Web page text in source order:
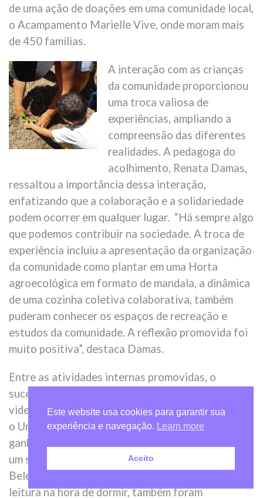
de uma ação de doações em uma comunidade local,
o Acampamento Marielle Vive, onde moram mais
de 450 famílias.
A interação com as crianças
da comunidade proporcionou
uma troca valiosa de
experiências, ampliando a
compreensão das diferentes
realidades. A pedagoga do
acolhimento, Renata Damas,
ressaltou a importância dessa interação,
enfatizando que a colaboração e a solidariedade
podem ocorrer em qualquer lugar. “Há sempre algo
que podemos contribuir na sociedade. A troca de
experiência incluiu a apresentação da organização
da comunidade como plantar em uma Horta
agroecológica em formato de mandala, a dinâmica
de uma cozinha coletiva colaborativa, também
puderam conhecer os espaços de recreação e
estudos da comunidade. A reflexão promovida foi
muito positiva”, destaca Damas.
Entre as atividades internas promovidas, o
sucesso ficou por conta dos campeonatos de
videogame, jogos de tabuleiro, como mais votado
o Uno, oferecendo até prêmios especiais aos
ganhadores, como a oportunidade de desfrutar de
um sorvete especial durante a semana. O “Dia da
Beleza”, dedicado às meninas e o momento de
leitura na hora de dormir, também foram
Este website usa cookies para garantir sua
experiência e navegação.
Learn more
Aceito